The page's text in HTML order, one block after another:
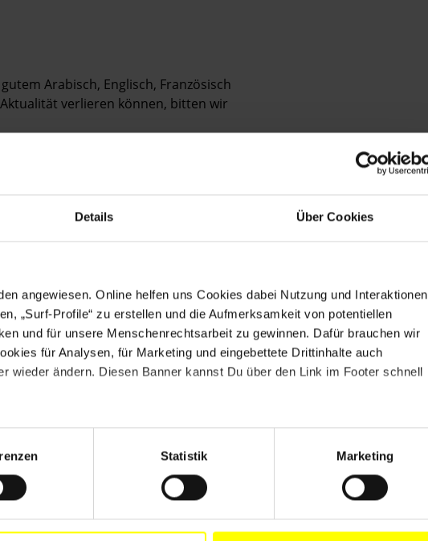
Details Über Cookies
angewiesen. Online helfen uns Cookies dabei Nutzung und Interaktionen
„Surf-Profile“ zu erstellen und die Aufmerksamkeit von potentiellen
und für unsere Menschenrechtsarbeit zu gewinnen. Dafür brauchen wir
für Analysen, für Marketing und eingebettete Drittinhalte auch
wieder ändern. Diesen Banner kannst Du über den Link im Footer schnell
Statistik Marketing
Arabisch, Englisch, Französisch
verlieren können, bitten wir
prisoner of conscience, detained
if this is the case;
or otherwise ill-treated, and
against Torture and Other Cruel,
family, a lawyer of her choosing, an
offenbar eine gewaltlose politische
ihres Rechtes auf freie